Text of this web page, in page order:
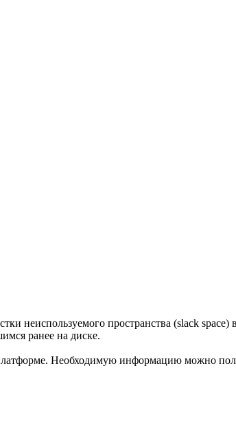
неиспользуемого пространства (slack space)
ранее на диске.
Необходимую информацию можно